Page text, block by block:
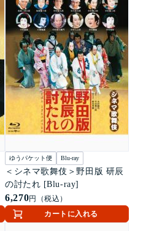
ゆうパケット便 Blu-ray
＜シネマ歌舞伎＞野田版 研辰
の討たれ [Blu-ray]
6,270円（税込）
カートに入れる